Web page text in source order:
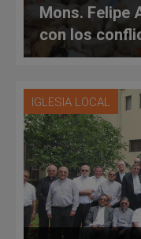
Mons. Felipe
con los
IGLESIA LOCAL